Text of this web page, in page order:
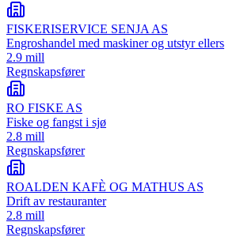
FISKERISERVICE SENJA AS
Engroshandel med maskiner og utstyr ellers
2.9 mill
Regnskapsfører
RO FISKE AS
Fiske og fangst i sjø
2.8 mill
Regnskapsfører
ROALDEN KAFÈ OG MATHUS AS
Drift av restauranter
2.8 mill
Regnskapsfører